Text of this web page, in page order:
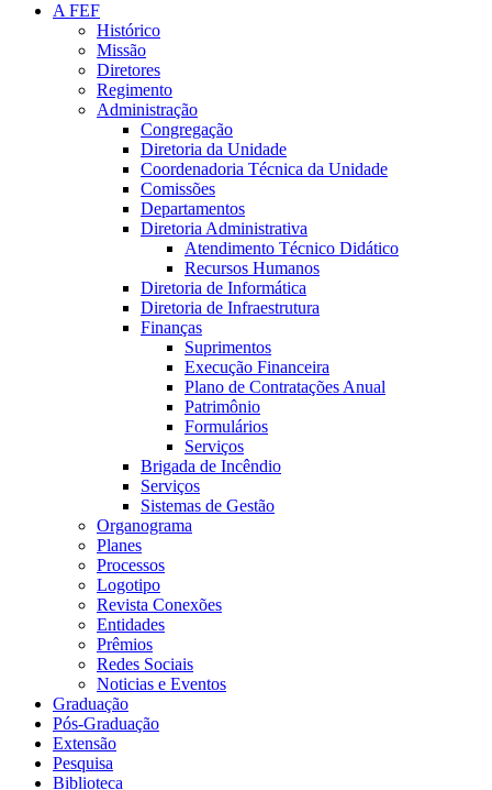
A FEF
Histórico
Missão
Diretores
Regimento
Administração
Congregação
Diretoria da Unidade
Coordenadoria Técnica da Unidade
Comissões
Departamentos
Diretoria Administrativa
Atendimento Técnico Didático
Recursos Humanos
Diretoria de Informática
Diretoria de Infraestrutura
Finanças
Suprimentos
Execução Financeira
Plano de Contratações Anual
Patrimônio
Formulários
Serviços
Brigada de Incêndio
Serviços
Sistemas de Gestão
Organograma
Planes
Processos
Logotipo
Revista Conexões
Entidades
Prêmios
Redes Sociais
Noticias e Eventos
Graduação
Pós-Graduação
Extensão
Pesquisa
Biblioteca